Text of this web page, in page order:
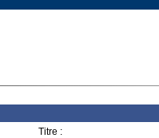
Titre :